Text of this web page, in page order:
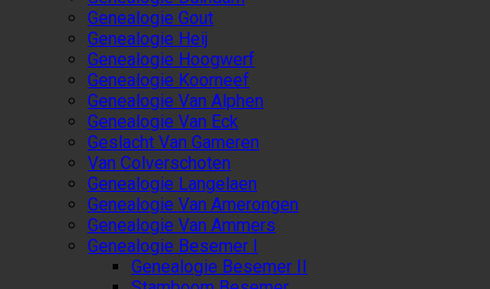
Genealogie Gout
Genealogie Heij
Genealogie Hoogwerf
Genealogie Koorneef
Genealogie Van Alphen
Genealogie Van Eck
Geslacht Van Gameren
Van Colverschoten
Genealogie Langelaen
Genealogie Van Amerongen
Genealogie Van Ammers
Genealogie Besemer I
Genealogie Besemer II